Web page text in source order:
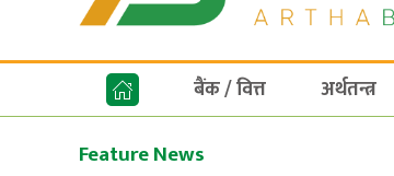
बैंक / वित्त अर्थतन्त्र
Feature News